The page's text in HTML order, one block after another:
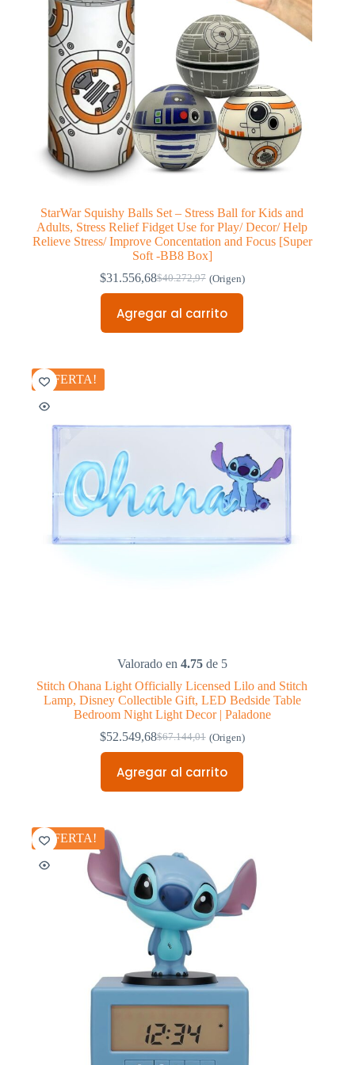
StarWar Squishy Balls Set – Stress Ball for Kids and
Adults, Stress Relief Fidget Use for Play/ Decor/ Help
Relieve Stress/ Improve Concentation and Focus [Super
Soft -BB8 Box]
$40.272,97
Original
was:
$31.556,68Current
is:
(Origen)
Agregar al carrito
¡OFERTA!
Valorado en 4.75de 5
Stitch Ohana Light Officially Licensed Lilo and Stitch
Lamp, Disney Collectible Gift, LED Bedside Table
Bedroom Night Light Decor | Paladone
$67.144,01
Original
was:
$52.549,68Current
is:
(Origen)
Agregar al carrito
¡OFERTA!